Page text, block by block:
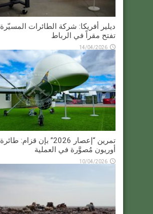
ديلير أفريكا: شركة الطائرات
تفتح مقراً في الرباط
14/04/2026
تمرين “إعصار 2026” بإن
أوريون مُصوَّرة في العملية
10/04/2026